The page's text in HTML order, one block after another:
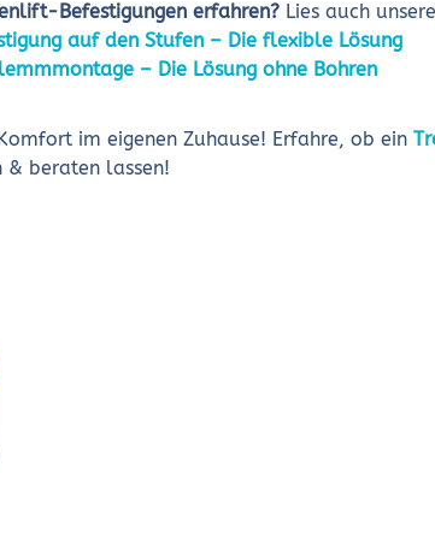
Befestigungen erfahren? Lies auch
auf den Stufen – Die flexible Lösung
– Die Lösung ohne Bohren
im eigenen Zuhause! Erfahre, ob ein
& beraten lassen!